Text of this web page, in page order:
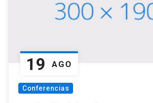
19 AGO
Conferencias